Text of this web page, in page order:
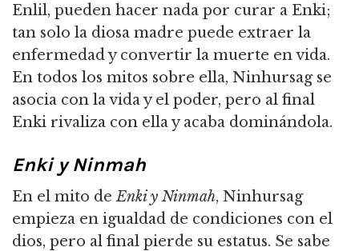
Enlil, pueden hacer nada por curar a Enki;
tan solo la diosa madre puede extraer la
enfermedad y convertir la muerte en vida.
En todos los mitos sobre ella, Ninhursag se
asocia con la vida y el poder, pero al final
Enki rivaliza con ella y acaba dominándola.
Enki y Ninmah
En el mito deEnki y Ninmah, Ninhursag
empieza en igualdad de condiciones con el
dios, pero al final pierde su estatus. Se sabe